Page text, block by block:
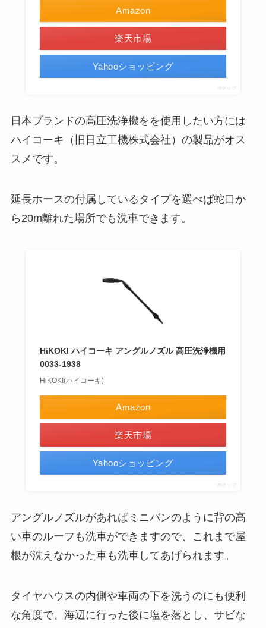
Amazon
楽天市場
Yahooショッピング
ポチップ
日本ブランドの高圧洗浄機をを使用したい方には
ハイコーキ（旧日立工機株式会社）の製品がオス
スメです。
延長ホースの付属しているタイプを選べば蛇口か
ら20m離れた場所でも洗車できます。
HiKOKI ハイコーキ アングルノズル 高圧洗浄機用
0033-1938
HiKOKI(ハイコーキ)
Amazon
楽天市場
Yahooショッピング
ポチップ
アングルノズルがあればミニバンのように背の高
い車のルーフも洗車ができますので、これまで屋
根が洗えなかった車も洗車してあげられます。
タイヤハウスの内側や車両の下を洗うのにも便利
な角度で、海辺に行った後に塩を落とし、サビな